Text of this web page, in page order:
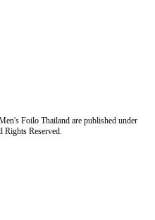
Foilo Thailand are published under
Reserved.